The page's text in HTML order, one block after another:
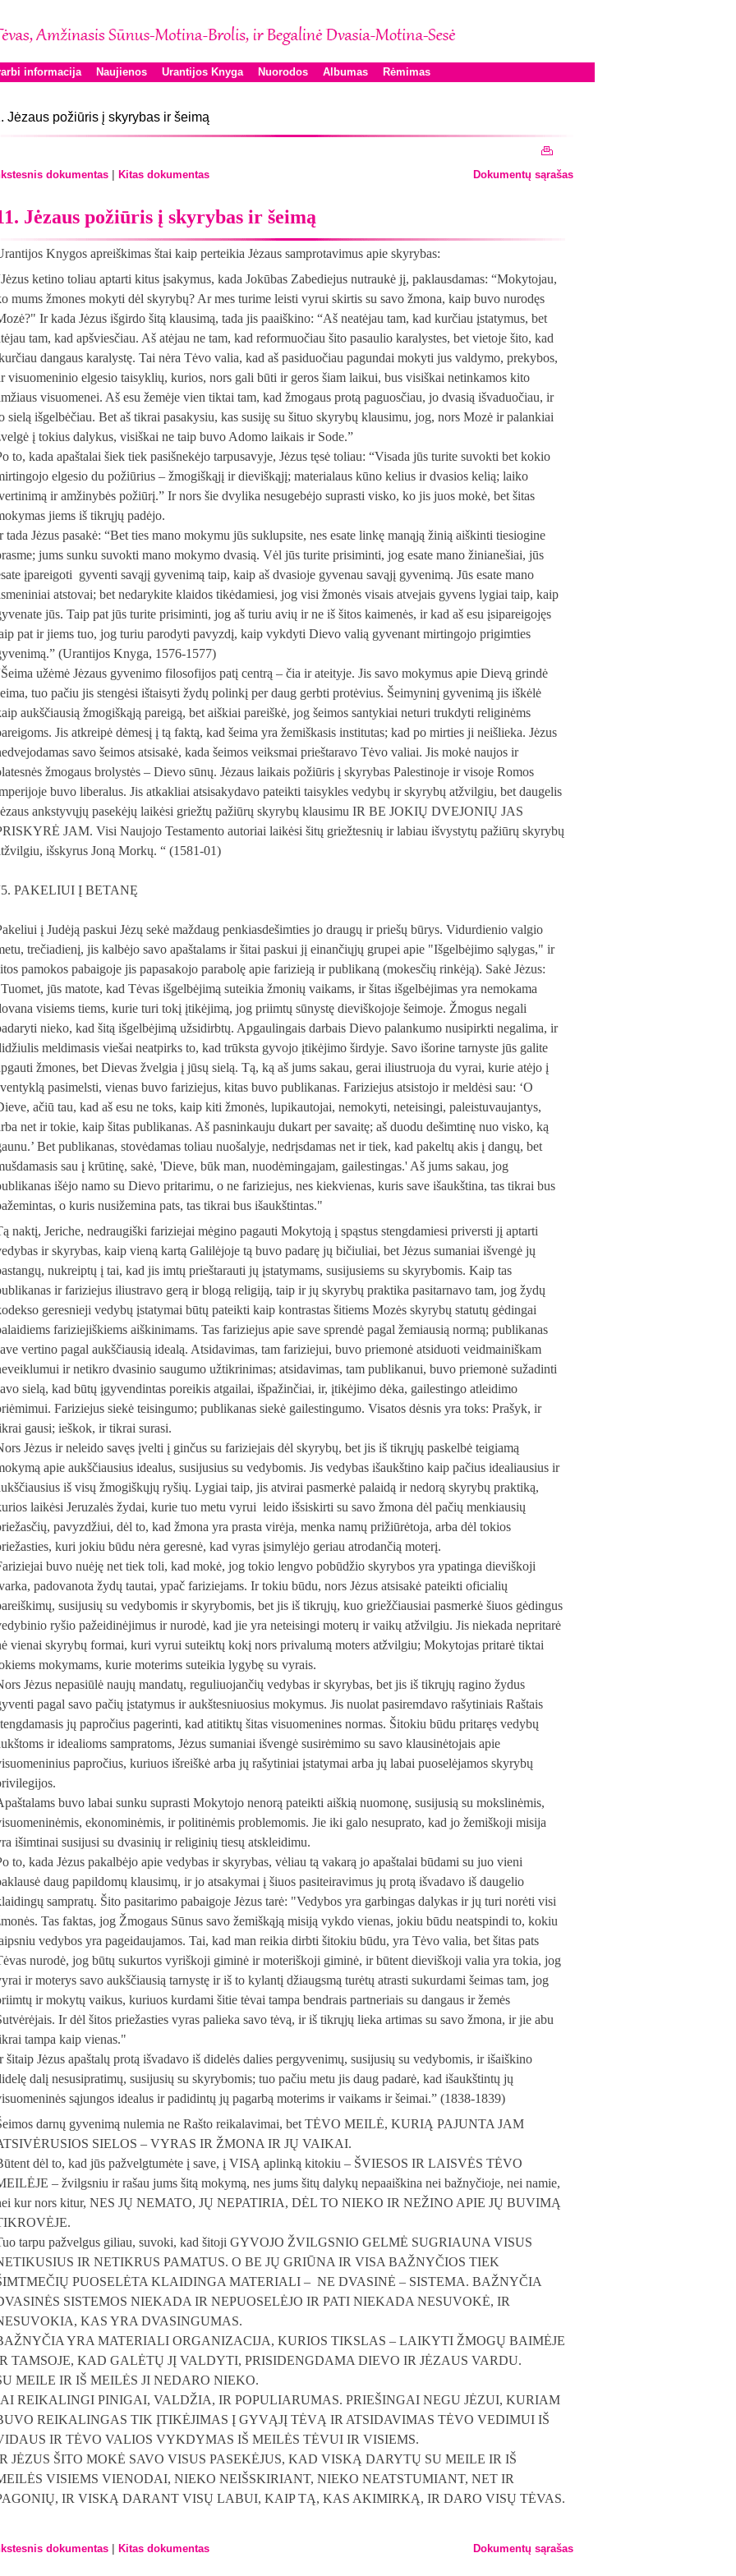
informacija Naujienos Urantijos Knyga Nuorodos Albumas Rėmimas
Jėzaus požiūris į skyrybas ir šeimą
dokumentas | Kitas dokumentas Dokumentų sąrašas
Jėzaus požiūris į skyrybas ir šeimą
Knygos apreiškimas štai kaip perteikia Jėzaus samprotavimus apie skyrybas:
ketino toliau aptarti kitus įsakymus, kada Jokūbas Zabediejus nutraukė jį, paklausdamas: “Mokytojau,
mums žmones mokyti dėl skyrybų? Ar mes turime leisti vyrui skirtis su savo žmona, kaip buvo nurodęs
Ir kada Jėzus išgirdo šitą klausimą, tada jis paaiškino: “Aš neatėjau tam, kad kurčiau įstatymus, bet
tam, kad apšviesčiau. Aš atėjau ne tam, kad reformuočiau šito pasaulio karalystes, bet vietoje šito, kad
dangaus karalystę. Tai nėra Tėvo valia, kad aš pasiduočiau pagundai mokyti jus valdymo, prekybos,
visuomeninio elgesio taisyklių, kurios, nors gali būti ir geros šiam laikui, bus visiškai netinkamos kito
visuomenei. Aš esu žemėje vien tiktai tam, kad žmogaus protą paguosčiau, jo dvasią išvaduočiau, ir
sielą išgelbėčiau. Bet aš tikrai pasakysiu, kas susiję su šituo skyrybų klausimu, jog, nors Mozė ir palankiai
į tokius dalykus, visiškai ne taip buvo Adomo laikais ir Sode.”
to, kada apaštalai šiek tiek pasišnekėjo tarpusavyje, Jėzus tęsė toliau: “Visada jūs turite suvokti bet kokio
elgesio du požiūrius – žmogiškąjį ir dieviškąjį; materialaus kūno kelius ir dvasios kelią; laiko
ir amžinybės požiūrį.” Ir nors šie dvylika nesugebėjo suprasti visko, ko jis juos mokė, bet šitas
jiems iš tikrųjų padėjo.
tada Jėzus pasakė: “Bet ties mano mokymu jūs suklupsite, nes esate linkę manąją žinią aiškinti tiesiogine
jums sunku suvokti mano mokymo dvasią. Vėl jūs turite prisiminti, jog esate mano žinianešiai, jūs
įpareigoti gyventi savąjį gyvenimą taip, kaip aš dvasioje gyvenau savąjį gyvenimą. Jūs esate mano
atstovai; bet nedarykite klaidos tikėdamiesi, jog visi žmonės visais atvejais gyvens lygiai taip, kaip
jūs. Taip pat jūs turite prisiminti, jog aš turiu avių ir ne iš šitos kaimenės, ir kad aš esu įsipareigojęs
pat ir jiems tuo, jog turiu parodyti pavyzdį, kaip vykdyti Dievo valią gyvenant mirtingojo prigimties
(Urantijos Knyga, 1576-1577)
užėmė Jėzaus gyvenimo filosofijos patį centrą – čia ir ateityje. Jis savo mokymus apie Dievą grindė
tuo pačiu jis stengėsi ištaisyti žydų polinkį per daug gerbti protėvius. Šeimyninį gyvenimą jis iškėlė
aukščiausią žmogiškąją pareigą, bet aiškiai pareiškė, jog šeimos santykiai neturi trukdyti religinėms
Jis atkreipė dėmesį į tą faktą, kad šeima yra žemiškasis institutas; kad po mirties ji neišlieka. Jėzus
savo šeimos atsisakė, kada šeimos veiksmai prieštaravo Tėvo valiai. Jis mokė naujos ir
žmogaus brolystės – Dievo sūnų. Jėzaus laikais požiūris į skyrybas Palestinoje ir visoje Romos
buvo liberalus. Jis atkakliai atsisakydavo pateikti taisykles vedybų ir skyrybų atžvilgiu, bet daugelis
ankstyvųjų pasekėjų laikėsi griežtų pažiūrų skyrybų klausimu IR BE JOKIŲ DVEJONIŲ JAS
JAM. Visi Naujojo Testamento autoriai laikėsi šitų griežtesnių ir labiau išvystytų pažiūrų skyrybų
išskyrus Joną Morkų. “ (1581-01)
PAKELIUI Į BETANĘ
į Judėją paskui Jėzų sekė maždaug penkiasdešimties jo draugų ir priešų būrys. Vidurdienio valgio
trečiadienį, jis kalbėjo savo apaštalams ir šitai paskui jį einančiųjų grupei apie "Išgelbėjimo sąlygas," ir
pamokos pabaigoje jis papasakojo parabolę apie farizieją ir publikaną (mokesčių rinkėją). Sakė Jėzus:
jūs matote, kad Tėvas išgelbėjimą suteikia žmonių vaikams, ir šitas išgelbėjimas yra nemokama
visiems tiems, kurie turi tokį įtikėjimą, jog priimtų sūnystę dieviškojoje šeimoje. Žmogus negali
nieko, kad šitą išgelbėjimą užsidirbtų. Apgaulingais darbais Dievo palankumo nusipirkti negalima, ir
meldimasis viešai neatpirks to, kad trūksta gyvojo įtikėjimo širdyje. Savo išorine tarnyste jūs galite
žmones, bet Dievas žvelgia į jūsų sielą. Tą, ką aš jums sakau, gerai iliustruoja du vyrai, kurie atėjo į
pasimelsti, vienas buvo fariziejus, kitas buvo publikanas. Fariziejus atsistojo ir meldėsi sau: ‘O
ačiū tau, kad aš esu ne toks, kaip kiti žmonės, lupikautojai, nemokyti, neteisingi, paleistuvaujantys,
net ir tokie, kaip šitas publikanas. Aš pasninkauju dukart per savaitę; aš duodu dešimtinę nuo visko, ką
Bet publikanas, stovėdamas toliau nuošalyje, nedrįsdamas net ir tiek, kad pakeltų akis į dangų, bet
sau į krūtinę, sakė, 'Dieve, būk man, nuodėmingajam, gailestingas.' Aš jums sakau, jog
išėjo namo su Dievo pritarimu, o ne fariziejus, nes kiekvienas, kuris save išaukština, tas tikrai bus
o kuris nusižemina pats, tas tikrai bus išaukštintas."
naktį, Jeriche, nedraugiški fariziejai mėgino pagauti Mokytoją į spąstus stengdamiesi priversti jį aptarti
ir skyrybas, kaip vieną kartą Galilėjoje tą buvo padarę jų bičiuliai, bet Jėzus sumaniai išvengė jų
nukreiptų į tai, kad jis imtų prieštarauti jų įstatymams, susijusiems su skyrybomis. Kaip tas
ir fariziejus iliustravo gerą ir blogą religiją, taip ir jų skyrybų praktika pasitarnavo tam, jog žydų
geresnieji vedybų įstatymai būtų pateikti kaip kontrastas šitiems Mozės skyrybų statutų gėdingai
fariziejiškiems aiškinimams. Tas fariziejus apie save sprendė pagal žemiausią normą; publikanas
vertino pagal aukščiausią idealą. Atsidavimas, tam fariziejui, buvo priemonė atsiduoti veidmainiškam
ir netikro dvasinio saugumo užtikrinimas; atsidavimas, tam publikanui, buvo priemonė sužadinti
sielą, kad būtų įgyvendintas poreikis atgailai, išpažinčiai, ir, įtikėjimo dėka, gailestingo atleidimo
Fariziejus siekė teisingumo; publikanas siekė gailestingumo. Visatos dėsnis yra toks: Prašyk, ir
gausi; ieškok, ir tikrai surasi.
Jėzus ir neleido savęs įvelti į ginčus su fariziejais dėl skyrybų, bet jis iš tikrųjų paskelbė teigiamą
apie aukščiausius idealus, susijusius su vedybomis. Jis vedybas išaukštino kaip pačius idealiausius ir
iš visų žmogiškųjų ryšių. Lygiai taip, jis atvirai pasmerkė palaidą ir nedorą skyrybų praktiką,
laikėsi Jeruzalės žydai, kurie tuo metu vyrui leido išsiskirti su savo žmona dėl pačių menkiausių
pavyzdžiui, dėl to, kad žmona yra prasta virėja, menka namų prižiūrėtoja, arba dėl tokios
kuri jokiu būdu nėra geresnė, kad vyras įsimylėjo geriau atrodančią moterį.
buvo nuėję net tiek toli, kad mokė, jog tokio lengvo pobūdžio skyrybos yra ypatinga dieviškoji
padovanota žydų tautai, ypač fariziejams. Ir tokiu būdu, nors Jėzus atsisakė pateikti oficialių
susijusių su vedybomis ir skyrybomis, bet jis iš tikrųjų, kuo griežčiausiai pasmerkė šiuos gėdingus
ryšio pažeidinėjimus ir nurodė, kad jie yra neteisingi moterų ir vaikų atžvilgiu. Jis niekada nepritarė
vienai skyrybų formai, kuri vyrui suteiktų kokį nors privalumą moters atžvilgiu; Mokytojas pritarė tiktai
mokymams, kurie moterims suteikia lygybę su vyrais.
Jėzus nepasiūlė naujų mandatų, reguliuojančių vedybas ir skyrybas, bet jis iš tikrųjų ragino žydus
pagal savo pačių įstatymus ir aukštesniuosius mokymus. Jis nuolat pasiremdavo rašytiniais Raštais
jų papročius pagerinti, kad atitiktų šitas visuomenines normas. Šitokiu būdu pritaręs vedybų
ir idealioms sampratoms, Jėzus sumaniai išvengė susirėmimo su savo klausinėtojais apie
papročius, kuriuos išreiškė arba jų rašytiniai įstatymai arba jų labai puoselėjamos skyrybų
buvo labai sunku suprasti Mokytojo nenorą pateikti aiškią nuomonę, susijusią su mokslinėmis,
ekonominėmis, ir politinėmis problemomis. Jie iki galo nesuprato, kad jo žemiškoji misija
išimtinai susijusi su dvasinių ir religinių tiesų atskleidimu.
to, kada Jėzus pakalbėjo apie vedybas ir skyrybas, vėliau tą vakarą jo apaštalai būdami su juo vieni
daug papildomų klausimų, ir jo atsakymai į šiuos pasiteiravimus jų protą išvadavo iš daugelio
sampratų. Šito pasitarimo pabaigoje Jėzus tarė: "Vedybos yra garbingas dalykas ir jų turi norėti visi
Tas faktas, jog Žmogaus Sūnus savo žemiškąją misiją vykdo vienas, jokiu būdu neatspindi to, kokiu
vedybos yra pageidaujamos. Tai, kad man reikia dirbti šitokiu būdu, yra Tėvo valia, bet šitas pats
nurodė, jog būtų sukurtos vyriškoji giminė ir moteriškoji giminė, ir būtent dieviškoji valia yra tokia, jog
ir moterys savo aukščiausią tarnystę ir iš to kylantį džiaugsmą turėtų atrasti sukurdami šeimas tam, jog
ir mokytų vaikus, kuriuos kurdami šitie tėvai tampa bendrais partneriais su dangaus ir žemės
Ir dėl šitos priežasties vyras palieka savo tėvą, ir iš tikrųjų lieka artimas su savo žmona, ir jie abu
tampa kaip vienas."
šitaip Jėzus apaštalų protą išvadavo iš didelės dalies pergyvenimų, susijusių su vedybomis, ir išaiškino
dalį nesusipratimų, susijusių su skyrybomis; tuo pačiu metu jis daug padarė, kad išaukštintų jų
sąjungos idealus ir padidintų jų pagarbą moterims ir vaikams ir šeimai.” (1838-1839)
darnų gyvenimą nulemia ne Rašto reikalavimai, bet TĖVO MEILĖ, KURIĄ PAJUNTA JAM
SIELOS – VYRAS IR ŽMONA IR JŲ VAIKAI.
dėl to, kad jūs pažvelgtumėte į save, į VISĄ aplinką kitokiu – ŠVIESOS IR LAISVĖS TĖVO
– žvilgsniu ir rašau jums šitą mokymą, nes jums šitų dalykų nepaaiškina nei bažnyčioje, nei namie,
kur nors kitur, NES JŲ NEMATO, JŲ NEPATIRIA, DĖL TO NIEKO IR NEŽINO APIE JŲ BUVIMĄ
tarpu pažvelgus giliau, suvoki, kad šitoji GYVOJO ŽVILGSNIO GELMĖ SUGRIAUNA VISUS
IR NETIKRUS PAMATUS. O BE JŲ GRIŪNA IR VISA BAŽNYČIOS TIEK
PUOSELĖTA KLAIDINGA MATERIALI – NE DVASINĖ – SISTEMA. BAŽNYČIA
SISTEMOS NIEKADA IR NEPUOSELĖJO IR PATI NIEKADA NESUVOKĖ, IR
KAS YRA DVASINGUMAS.
YRA MATERIALI ORGANIZACIJA, KURIOS TIKSLAS – LAIKYTI ŽMOGŲ BAIMĖJE
TAMSOJE, KAD GALĖTŲ JĮ VALDYTI, PRISIDENGDAMA DIEVO IR JĖZAUS VARDU.
MEILE IR IŠ MEILĖS JI NEDARO NIEKO.
REIKALINGI PINIGAI, VALDŽIA, IR POPULIARUMAS. PRIEŠINGAI NEGU JĖZUI, KURIAM
REIKALINGAS TIK ĮTIKĖJIMAS Į GYVĄJĮ TĖVĄ IR ATSIDAVIMAS TĖVO VEDIMUI IŠ
IR TĖVO VALIOS VYKDYMAS IŠ MEILĖS TĖVUI IR VISIEMS.
JĖZUS ŠITO MOKĖ SAVO VISUS PASEKĖJUS, KAD VISKĄ DARYTŲ SU MEILE IR IŠ
VISIEMS VIENODAI, NIEKO NEIŠSKIRIANT, NIEKO NEATSTUMIANT, NET IR
IR VISKĄ DARANT VISŲ LABUI, KAIP TĄ, KAS AKIMIRKĄ, IR DARO VISŲ TĖVAS.
dokumentas | Kitas dokumentas Dokumentų sąrašas